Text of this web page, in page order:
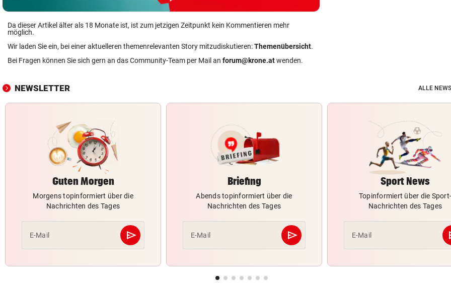
Da dieser Artikel älter als 18 Monate ist, ist zum jetzigen Zeitpunkt kein Kommentieren mehr
möglich.
Wir laden Sie ein, bei einer aktuelleren themenrelevanten Story mitzudiskutieren:Themenübersicht.
Bei Fragen können Sie sich gern an das Community-Team per Mail an forum@krone.atwenden.
NEWSLETTER ALLE
Guten Morgen
Morgens topinformiert über die
Nachrichten des Tages
E-Mail send
Abschicken
Briefing
Abends topinformiert über die
Nachrichten des Tages
E-Mail send
Abschicken
Sport News
Topinformiert über die Sport-
Nachrichten des Tages
E-Mail